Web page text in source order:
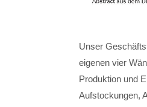
Unser
eigenen vier
Produktion und
Aufstockungen,